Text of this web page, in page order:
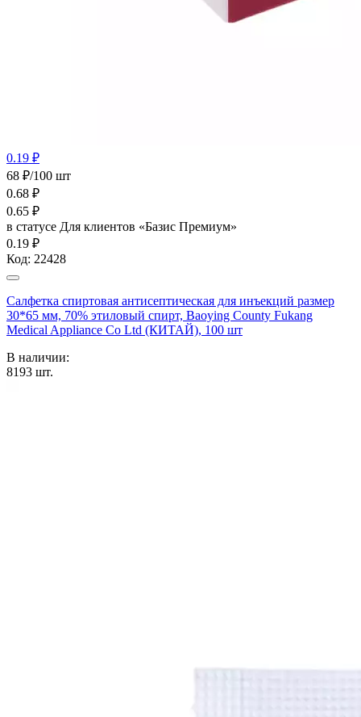
0.19 ₽
68 ₽/100 шт
0.68 ₽
0.65 ₽
в статусе Для клиентов «Базис Премиум»
0.19 ₽
Код: 22428
Салфетка спиртовая антисептическая для инъекций размер
30*65 мм, 70% этиловый спирт, Baoying County Fukang
Medical Appliance Co Ltd (КИТАЙ), 100 шт
В наличии:
8193 шт.